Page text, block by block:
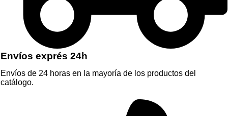
Envíos exprés 24h
Envíos de 24 horas en la mayoría de los productos del
catálogo.